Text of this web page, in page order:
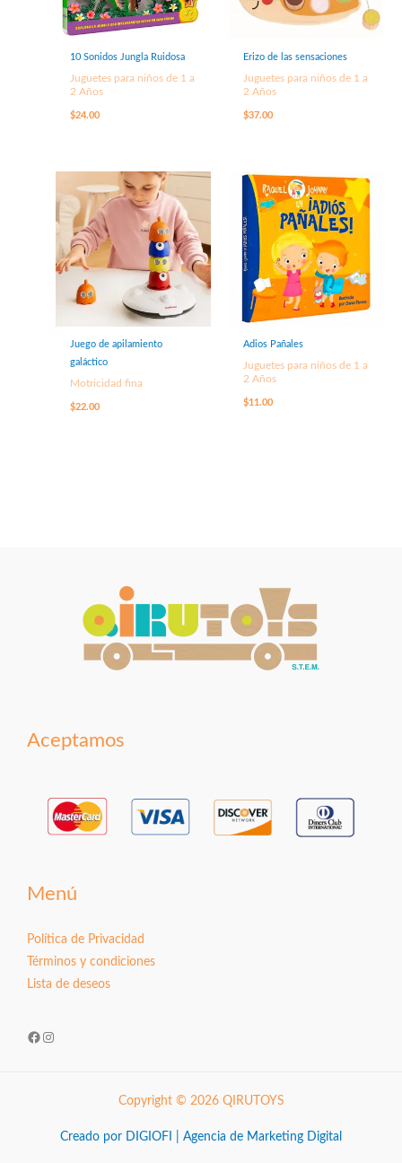
10 Sonidos Jungla Ruidosa
Juguetes para niños de 1 a
2 Años
$24.00
Erizo de las sensaciones
Juguetes para niños de 1 a
2 Años
$37.00
Juego de apilamiento
galáctico
Motricidad fina
$22.00
Adios Pañales
Juguetes para niños de 1 a
2 Años
$11.00
Aceptamos
Menú
Política de Privacidad
Términos y condiciones
Lista de deseos
Facebook
Instagram
Copyright © 2026 QIRUTOYS
Creado por DIGIOFI | Agencia de Marketing Digital